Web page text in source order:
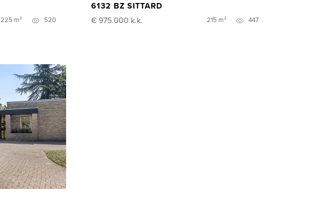
225 m² 520
6132 BZ SITTARD
€ 975.000 k.k. 215 m² 447